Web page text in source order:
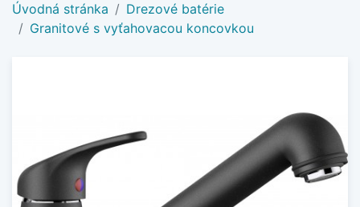
Úvodná stránka
Drezové batérie
Granitové s vyťahovacou koncovkou